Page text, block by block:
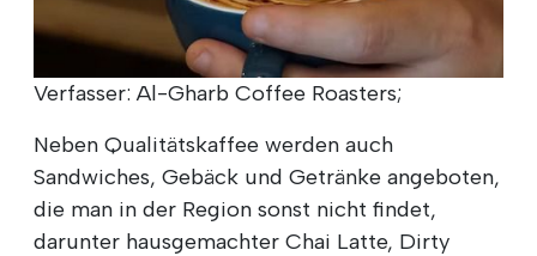
Verfasser: Al-Gharb Coffee Roasters;
Neben Qualitätskaffee werden auch
Sandwiches, Gebäck und Getränke angeboten,
die man in der Region sonst nicht findet,
darunter hausgemachter Chai Latte, Dirty